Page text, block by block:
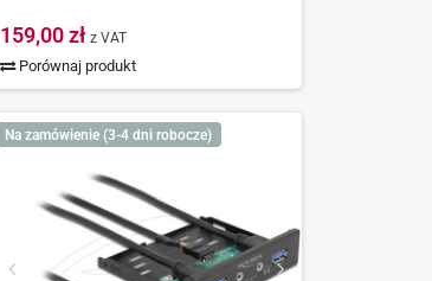
159,00 zł z VAT
Porównaj produkt
Na zamówienie (3-4 dni robocze)